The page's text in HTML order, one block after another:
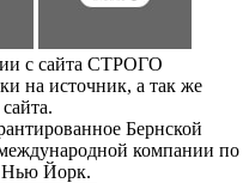
с сайта СТРОГО
на источник, а так же
Бернской
компании по
Нью Йорк.